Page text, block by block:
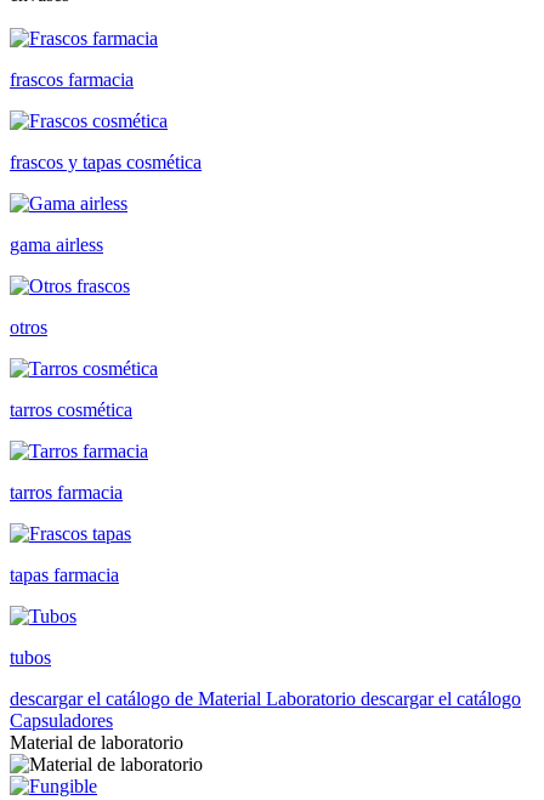
frascos farmacia
frascos y tapas cosmética
gama airless
otros
tarros cosmética
tarros farmacia
tapas farmacia
tubos
descargar el catálogo de Material Laboratorio descargar el catálogo
Capsuladores
Material de laboratorio